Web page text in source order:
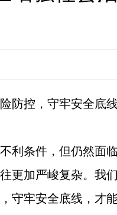
防控，守牢安全底
利条件，但仍然面
更加严峻复杂。我
守牢安全底线，才